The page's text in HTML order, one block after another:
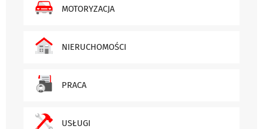
MOTORYZACJA
NIERUCHOMOŚCI
PRACA
USŁUGI